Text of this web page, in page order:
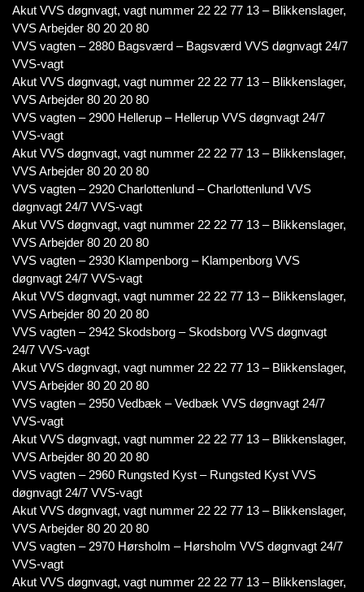
Akut VVS døgnvagt, vagt nummer 22 22 77 13 – Blikkenslager,
VVS Arbejder 80 20 20 80
VVS vagten – 2880 Bagsværd – Bagsværd VVS døgnvagt 24/7
VVS-vagt
Akut VVS døgnvagt, vagt nummer 22 22 77 13 – Blikkenslager,
VVS Arbejder 80 20 20 80
VVS vagten – 2900 Hellerup – Hellerup VVS døgnvagt 24/7
VVS-vagt
Akut VVS døgnvagt, vagt nummer 22 22 77 13 – Blikkenslager,
VVS Arbejder 80 20 20 80
VVS vagten – 2920 Charlottenlund – Charlottenlund VVS
døgnvagt 24/7 VVS-vagt
Akut VVS døgnvagt, vagt nummer 22 22 77 13 – Blikkenslager,
VVS Arbejder 80 20 20 80
VVS vagten – 2930 Klampenborg – Klampenborg VVS
døgnvagt 24/7 VVS-vagt
Akut VVS døgnvagt, vagt nummer 22 22 77 13 – Blikkenslager,
VVS Arbejder 80 20 20 80
VVS vagten – 2942 Skodsborg – Skodsborg VVS døgnvagt
24/7 VVS-vagt
Akut VVS døgnvagt, vagt nummer 22 22 77 13 – Blikkenslager,
VVS Arbejder 80 20 20 80
VVS vagten – 2950 Vedbæk – Vedbæk VVS døgnvagt 24/7
VVS-vagt
Akut VVS døgnvagt, vagt nummer 22 22 77 13 – Blikkenslager,
VVS Arbejder 80 20 20 80
VVS vagten – 2960 Rungsted Kyst – Rungsted Kyst VVS
døgnvagt 24/7 VVS-vagt
Akut VVS døgnvagt, vagt nummer 22 22 77 13 – Blikkenslager,
VVS Arbejder 80 20 20 80
VVS vagten – 2970 Hørsholm – Hørsholm VVS døgnvagt 24/7
VVS-vagt
Akut VVS døgnvagt, vagt nummer 22 22 77 13 – Blikkenslager,